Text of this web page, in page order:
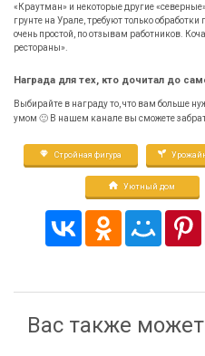
«Краутман» и некоторые другие
грунте на Урале, требуют только
очень простой, по отзывам работников.
рестораны».
Награда для тех, кто дочитал до
Выбирайте в награду то, что вам больше
умом 🙂 В нашем канале вы сможете
Стройная фигура
Уютный дом
Вас также